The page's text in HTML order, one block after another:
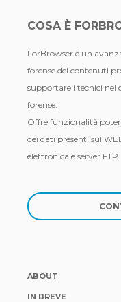
COSA È
ForBrowser è un
forense dei contenuti
supportare i tecnici
forense.
Offre funzionalità
dei dati presenti sul
elettronica e server FTP.
ABOUT
IN BREVE